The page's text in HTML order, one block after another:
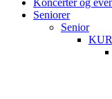
Koncerter og
Seniorer
Senior